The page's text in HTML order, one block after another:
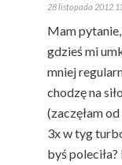
28 listopada 2012
Mam
gdzieś mi
mniej
chodzę na
(zaczęłam
3x w tyg
byś